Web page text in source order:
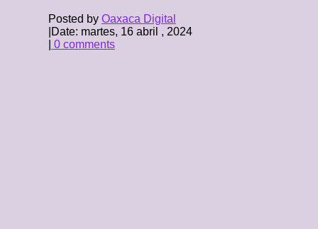
Posted by Oaxaca Digital
Date: martes, 16 abril , 2024
0 comments